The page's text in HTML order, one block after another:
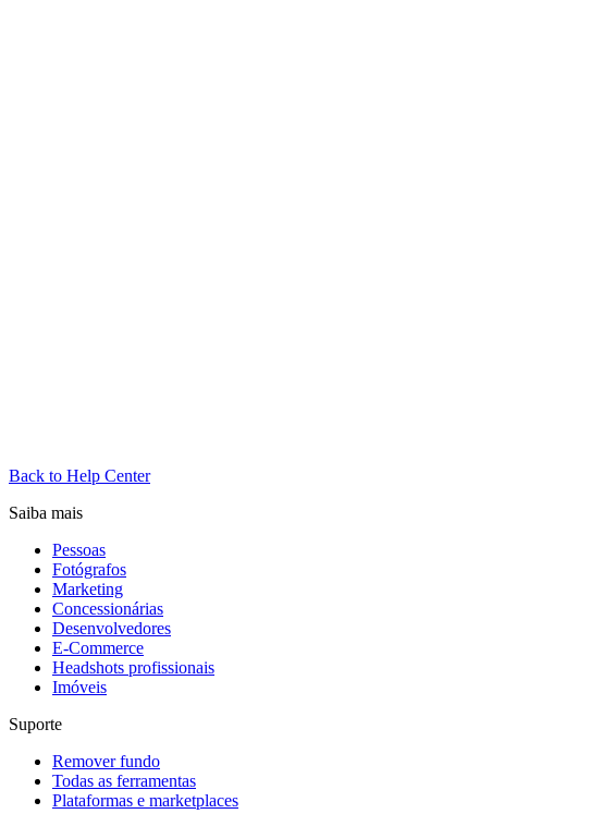
Back to Help Center
Saiba mais
Pessoas
Fotógrafos
Marketing
Concessionárias
Desenvolvedores
E-Commerce
Headshots profissionais
Imóveis
Suporte
Remover fundo
Todas as ferramentas
Plataformas e marketplaces